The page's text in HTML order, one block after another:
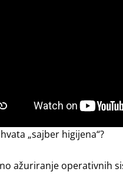
„sajber higijena“?
ažuriranje operativnih